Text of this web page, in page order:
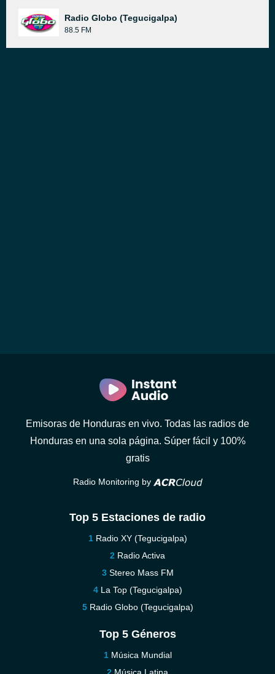
Radio Globo (Tegucigalpa)
88.5 FM
Emisoras de Honduras en vivo. Todas las radios de
Honduras en una sola página. Súper fácil y 100%
gratis
Radio Monitoring by
Top 5 Estaciones de radio
Radio XY (Tegucigalpa)
Radio Activa
Stereo Mass FM
La Top (Tegucigalpa)
Radio Globo (Tegucigalpa)
Top 5 Géneros
Música Mundial